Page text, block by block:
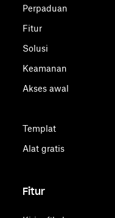
Perpaduan
Fitur
Solusi
Keamanan
Akses awal
Templat
Alat gratis
Fitur